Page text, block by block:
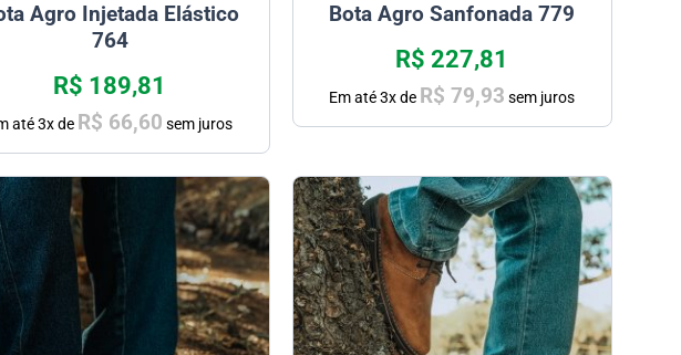
Agro Injetada Elástico
764
R$ 189,81
até3x de R$ 66,60 sem juros
Bota Agro Sanfonada 779
R$ 227,81
Em até3x de R$ 79,93 sem juros